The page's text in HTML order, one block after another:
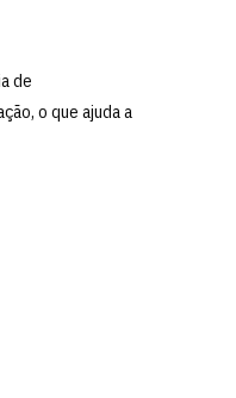
de
o que ajuda a